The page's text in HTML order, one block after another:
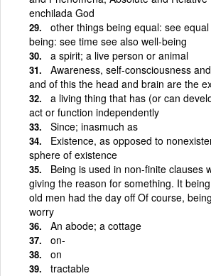
enchilada God
other things being equal: see
being: see time see also well-being
a spirit; a live person or animal
Awareness, self-consciousness
and of this the head and brain are the
a living thing that has (or can
act or function independently
Since; inasmuch as
Existence, as opposed to
sphere of existence
Being is used in non-finite clauses
giving the reason for something. It
old men had the day off Of course,
worry
An abode; a cottage
on-
on
tractable